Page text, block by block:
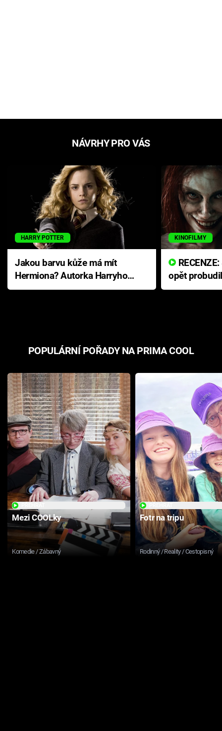
NÁVRHY PRO VÁS
HARRY POTTER
Jakou barvu kůže má mít
Hermiona? Autorka Harryho
Pottera přišla s ráznou
KINOFILMY
opět
přichází s
POPULÁRNÍ POŘADY NA PRIMA COOL
Mezi COOLky
Komedie / Zábavný
Fotr na tripu
Rodinný / Reality / Cestopisný